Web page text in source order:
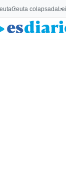
Ceuta colapsada